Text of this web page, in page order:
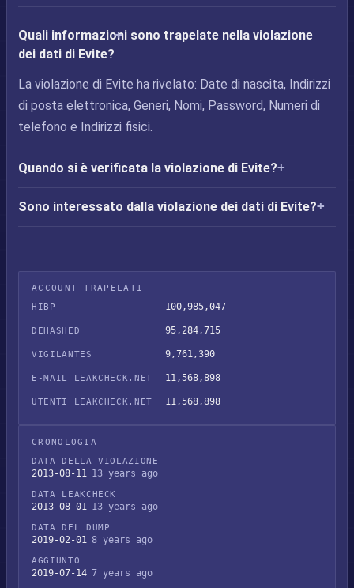
Quali informazioni sono trapelate nella violazione
dei dati di Evite?
La violazione di Evite ha rivelato: Date di nascita, Indirizzi
di posta elettronica, Generi, Nomi, Password, Numeri di
telefono e Indirizzi fisici.
Quando si è verificata la violazione di Evite?
Sono interessato dalla violazione dei dati di Evite?
ACCOUNT TRAPELATI
HIBP
100,985,047
DEHASHED 95,284,715
VIGILANTES 9,761,390
E-MAIL LEAKCHECK.NET 11,568,898
UTENTI LEAKCHECK.NET 11,568,898
CRONOLOGIA
DATA DELLA VIOLAZIONE
2013-08-11 13 years ago
DATA LEAKCHECK
2013-08-01 13 years ago
DATA DEL DUMP
2019-02-01 8 years ago
AGGIUNTO
2019-07-14 7 years ago